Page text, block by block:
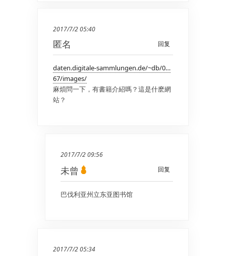
2017/7/2 05:40
回复
匿名
daten.digitale-sammlungen.de/~db/0…
67/images/
麻煩問一下，有書籍介紹嗎？這是什麽網
站？
2017/7/2 09:56
回复
未曾
巴伐利亚州立东亚图书馆
2017/7/2 05:34